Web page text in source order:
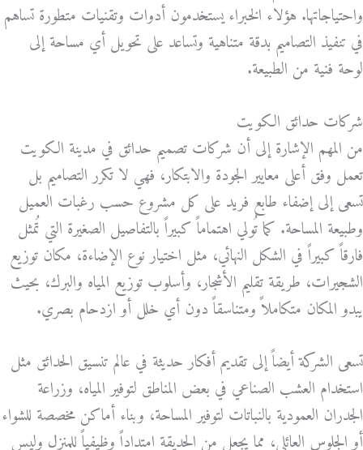
واحتياجاتها. هؤلاء الخبراء يستخدمون أدوات وتقنيات متطورة تساهم
في تنفيذ التصاميم بدقة متناهية وتساعد على تحويل أي مساحة إلى
لوحة فنية من الطبيعة.
شركات حدائق الكويت
من المهم الإشارة إلى أن شركات تصميم حدائق في مدينة الكويت
تعمل وفق أعلى معايير الجودة والابتكار، فهي لا تكرر التصاميم بل
تسعى إلى إضفاء طابع فريد على كل مشروع حسب رغبات العميل
وطبيعة المساحة. كما تُولي اهتماماً كبيراً بالتفاصيل الصغيرة التي تُمثل
فارقاً كبيراً في الشكل النهائي، مثل اختيار نوع الإضاءة، مكان توزيع
الشجيرات، طريقة تقليم الأشجار، وأسلوب توزيع المياه والبرك، بحيث
يبدو المكان متكاملاً ومتناسقاً دون أي خلل أو ازدحام بصري.
تسعى الشركة أيضاً إلى تقديم أفكار حديثة في عالم تنسيق الحدائق مثل
استخدام العشب الصناعي في بعض المناطق لتوفير المياه، وزراعة
الجدران العمودية بالنباتات لتوفير المساحة، وبناء أماكن مخصصة للشواء
أو الجلوس العائلي، مما يجعل من الحديقة امتداداً وظيفياً للمنزل وليس